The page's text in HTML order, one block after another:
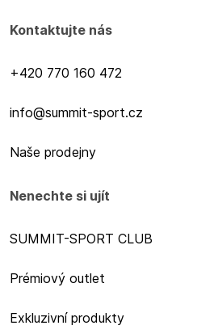
Kontaktujte nás
+420 770 160 472
info@summit-sport.cz
Naše prodejny
Nenechte si ujít
SUMMIT-SPORT CLUB
Prémiový outlet
Exkluzivní produkty